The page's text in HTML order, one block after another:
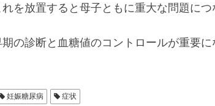
れを放置すると母子ともに重大な問題につ
の診断と血糖値のコントロールが重要に
妊娠糖尿病 症状